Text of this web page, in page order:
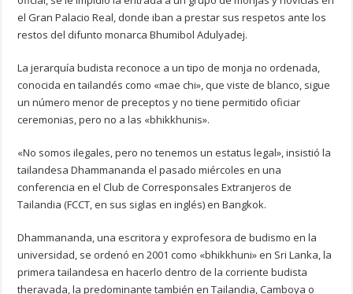
el Gran Palacio Real, donde iban a prestar sus respetos ante los
restos del difunto monarca Bhumibol Adulyadej.
La jerarquía budista reconoce a un tipo de monja no ordenada,
conocida en tailandés como «mae chi», que viste de blanco, sigue
un número menor de preceptos y no tiene permitido oficiar
ceremonias, pero no a las «bhikkhunis».
«No somos ilegales, pero no tenemos un estatus legal», insistió la
tailandesa Dhammananda el pasado miércoles en una
conferencia en el Club de Corresponsales Extranjeros de
Tailandia (FCCT, en sus siglas en inglés) en Bangkok.
Dhammananda, una escritora y exprofesora de budismo en la
universidad, se ordenó en 2001 como «bhikkhuni» en Sri Lanka, la
primera tailandesa en hacerlo dentro de la corriente budista
theravada, la predominante también en Tailandia, Camboya o